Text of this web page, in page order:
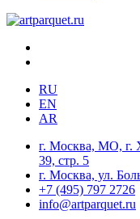
RU
EN
AR
г. Москва, МО, г.
39, стр. 5
г. Москва, ул.
+7 (495) 797 2726
info@artparquet.ru